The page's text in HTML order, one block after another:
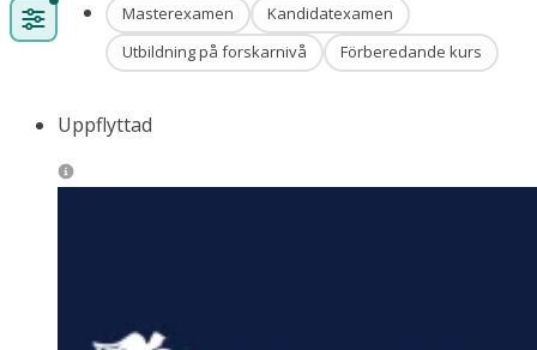
Masterexamen
Kandidatexamen
Utbildning på forskarnivå
Förberedande kurs
Uppflyttad